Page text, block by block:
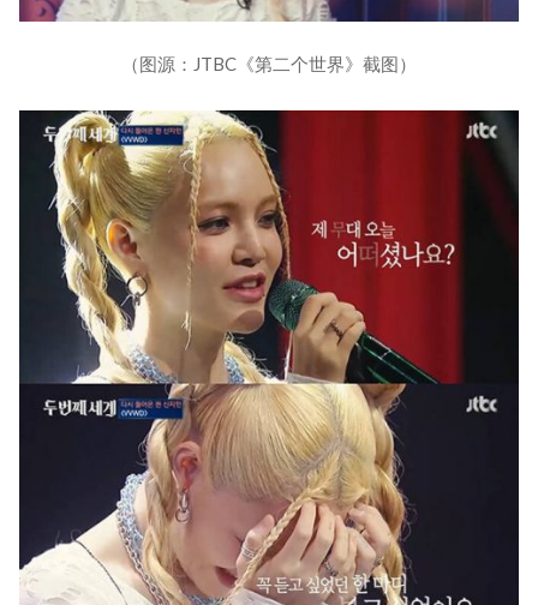
（图源：JTBC《第二个世界》截图）